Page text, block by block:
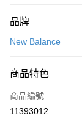
台灣樂天信用卡公
【關於「AFTEE先享
便利好安心！
３．安心：先確認商
【「AFTEE先享後付
１．於結帳方式選
運送方式
每筆NT$100，滿
宅配
每筆NT$100，滿
品牌
New Balance
商品特色
商品編號
11393012